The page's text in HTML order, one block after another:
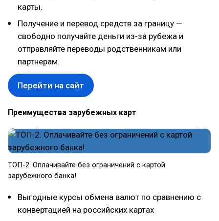
карты.
Получение и перевод средств за границу —
свободно получайте деньги из-за рубежа и
отправляйте переводы родственникам или
партнерам.
Перейти на сайт
Преимущества зарубежных карт
ТОП-2. Оплачивайте без ограничений с картой
зарубежного банка!
Выгодные курсы обмена валют по сравнению с
конвертацией на российских картах